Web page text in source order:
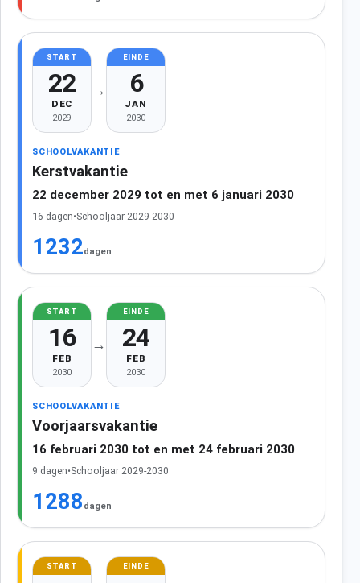
START
22
DEC
2029
→
EINDE
6
JAN
2030
SCHOOLVAKANTIE
Kerstvakantie
22 december 2029 tot en met 6 januari 2030
16 dagen•Schooljaar 2029-2030
1232dagen
START
16
FEB
2030
→
EINDE
24
FEB
2030
SCHOOLVAKANTIE
Voorjaarsvakantie
16 februari 2030 tot en met 24 februari 2030
9 dagen•Schooljaar 2029-2030
1288 dagen
START EINDE